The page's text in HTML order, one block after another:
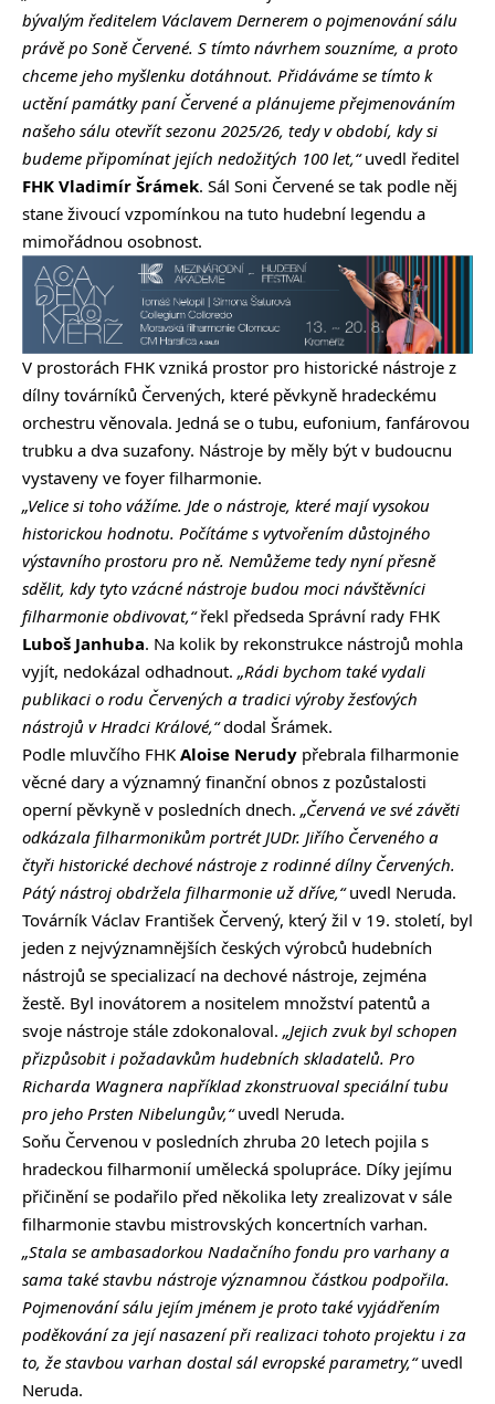
bývalým ředitelem Václavem Dernerem o pojmenování sálu
právě po Soně Červené. S tímto návrhem souzníme, a proto
chceme jeho myšlenku dotáhnout. Přidáváme se tímto k
uctění památky paní Červené a plánujeme přejmenováním
našeho sálu otevřít sezonu 2025/26, tedy v období, kdy si
budeme připomínat jejích nedožitých 100 let,“uvedl ředitel
FHK Vladimír Šrámek. Sál Soni Červené se tak podle něj
stane živoucí vzpomínkou na tuto hudební legendu a
mimořádnou osobnost.
V prostorách FHK vzniká prostor pro historické nástroje z
dílny továrníků Červených, které pěvkyně hradeckému
orchestru věnovala. Jedná se o tubu, eufonium, fanfárovou
trubku a dva suzafony. Nástroje by měly být v budoucnu
vystaveny ve foyer filharmonie.
„Velice si toho vážíme. Jde o nástroje, které mají vysokou
historickou hodnotu. Počítáme s vytvořením důstojného
výstavního prostoru pro ně. Nemůžeme tedy nyní přesně
sdělit, kdy tyto vzácné nástroje budou moci návštěvníci
filharmonie obdivovat,“řekl předseda Správní rady FHK
Luboš Janhuba. Na kolik by rekonstrukce nástrojů mohla
vyjít, nedokázal odhadnout. „Rádi bychom také vydali
publikaci o rodu Červených a tradici výroby žesťových
nástrojů v Hradci Králové,“dodal Šrámek.
Podle mluvčího FHK Aloise Nerudy přebrala filharmonie
věcné dary a významný finanční obnos z pozůstalosti
operní pěvkyně v posledních dnech. „Červená ve své závěti
odkázala filharmonikům portrét JUDr. Jiřího Červeného a
čtyři historické dechové nástroje z rodinné dílny Červených.
Pátý nástroj obdržela filharmonie už dříve,“uvedl Neruda.
Továrník Václav František Červený, který žil v 19. století, byl
jeden z nejvýznamnějších českých výrobců hudebních
nástrojů se specializací na dechové nástroje, zejména
žestě. Byl inovátorem a nositelem množství patentů a
svoje nástroje stále zdokonaloval. „Jejich zvuk byl schopen
přizpůsobit i požadavkům hudebních skladatelů. Pro
Richarda Wagnera například zkonstruoval speciální tubu
pro jeho Prsten Nibelungův,“uvedl Neruda.
Soňu Červenou v posledních zhruba 20 letech pojila s
hradeckou filharmonií umělecká spolupráce. Díky jejímu
přičinění se podařilo před několika lety zrealizovat v sále
filharmonie stavbu mistrovských koncertních varhan.
„Stala se ambasadorkou Nadačního fondu pro varhany a
sama také stavbu nástroje významnou částkou podpořila.
Pojmenování sálu jejím jménem je proto také vyjádřením
poděkování za její nasazení při realizaci tohoto projektu i za
to, že stavbou varhan dostal sál evropské parametry,“uvedl
Neruda.